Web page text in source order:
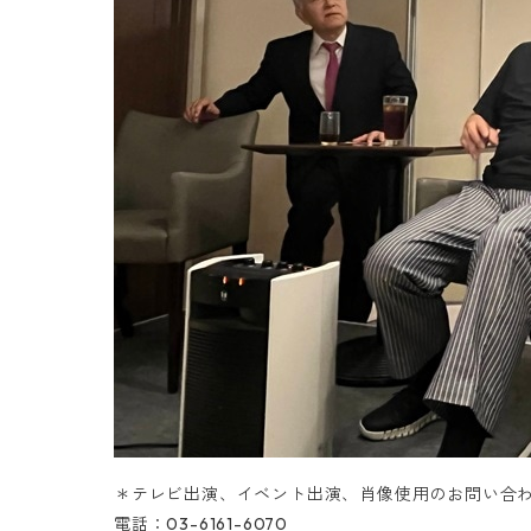
＊テレビ出演、イベント出演、肖像使用のお問い合
電話：03-6161-6070‬